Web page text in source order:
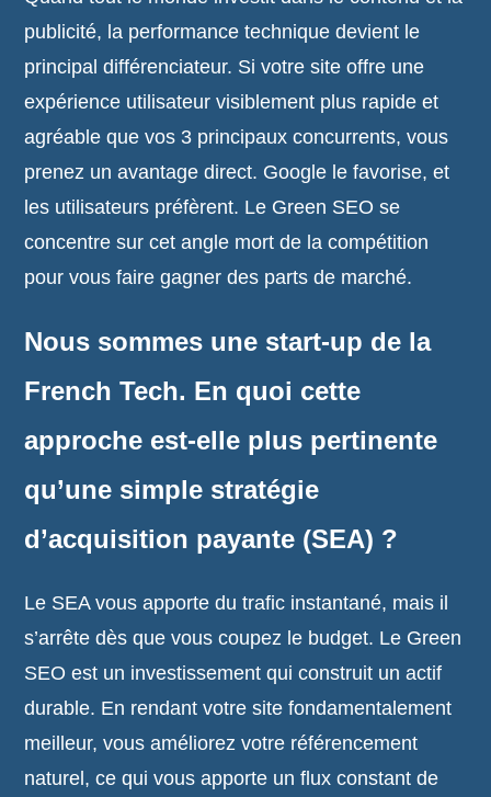
publicité, la performance technique devient le
principal différenciateur. Si votre site offre une
expérience utilisateur visiblement plus rapide et
agréable que vos 3 principaux concurrents, vous
prenez un avantage direct. Google le favorise, et
les utilisateurs préfèrent. Le Green SEO se
concentre sur cet angle mort de la compétition
pour vous faire gagner des parts de marché.
Nous sommes une start-up de la
French Tech. En quoi cette
approche est-elle plus pertinente
qu’une simple stratégie
d’acquisition payante (SEA) ?
Le SEA vous apporte du trafic instantané, mais il
s’arrête dès que vous coupez le budget. Le Green
SEO est un investissement qui construit un actif
durable. En rendant votre site fondamentalement
meilleur, vous améliorez votre référencement
naturel, ce qui vous apporte un flux constant de